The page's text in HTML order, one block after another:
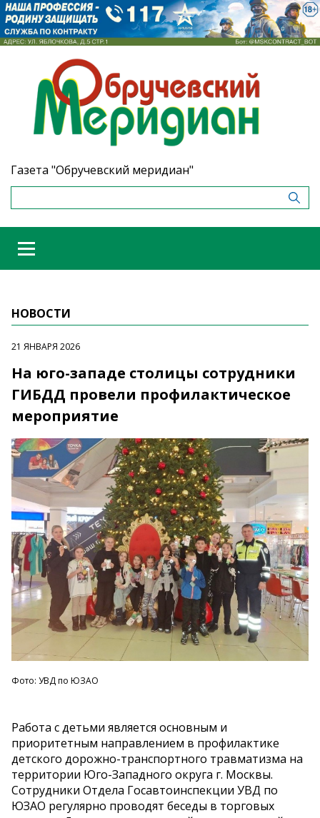
Газета "Обручевский меридиан"
НОВОСТИ
21 ЯНВАРЯ 2026
На юго-западе столицы сотрудники
ГИБДД провели профилактическое
мероприятие
Фото: УВД по ЮЗАО
Работа с детьми является основным и
приоритетным направлением в профилактике
детского дорожно-транспортного травматизма на
территории Юго-Западного округа г. Москвы.
Сотрудники Отдела Госавтоинспекции УВД по
ЮЗАО регулярно проводят беседы в торговых